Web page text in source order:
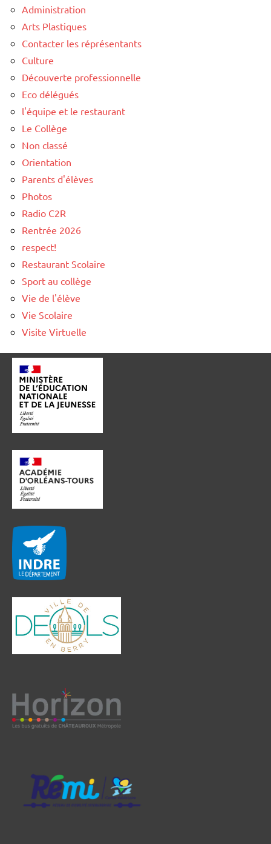
Administration
Arts Plastiques
Contacter les réprésentants
Culture
Découverte professionnelle
Eco délégués
l'équipe et le restaurant
Le Collège
Non classé
Orientation
Parents d'élèves
Photos
Radio C2R
Rentrée 2026
respect!
Restaurant Scolaire
Sport au collège
Vie de l'élève
Vie Scolaire
Visite Virtuelle